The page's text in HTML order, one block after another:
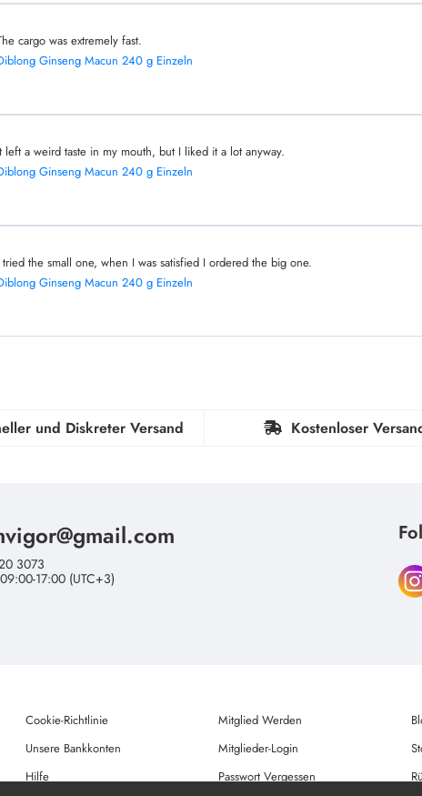
cargo was extremely fast.
Ginseng Macun 240 g Einzeln
left a weird taste in my mouth, but I liked it a lot anyway.
Ginseng Macun 240 g Einzeln
tried the small one, when I was satisfied I ordered the big one.
Ginseng Macun 240 g Einzeln
und Diskreter Versand Kostenloser
3073
17:00 (UTC+3)
Cookie-Richtlinie
Unsere Bankkonten
Hilfe
Mitglied Werden
Mitglieder-Login
Passwort Vergessen